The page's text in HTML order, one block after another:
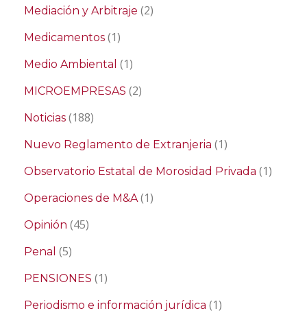
Mediación y Arbitraje (2)
Medicamentos (1)
Medio Ambiental (1)
MICROEMPRESAS (2)
Noticias (188)
Nuevo Reglamento de Extranjeria (1)
Observatorio Estatal de Morosidad Privada (1)
Operaciones de M&A(1)
Opinión (45)
Penal (5)
PENSIONES (1)
Periodismo e información jurídica (1)